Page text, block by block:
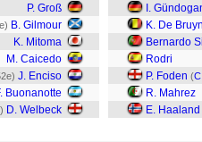
P. Groß
B. Gilmour
K. Mitoma
M. Caicedo
J. Enciso
Buonanotte
D. Welbeck
I.
K. De
Bernardo
Rodri
P. Foden (
R. Mahrez
E. Haaland